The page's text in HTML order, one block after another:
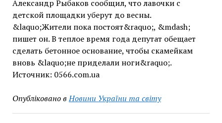
Александр Рыбаков сообщил, что лавочки с
детской площадки уберут до весны.
&laquo;Жители пока постоят&raquo;, &mdash;
пишет он. В теплое время года депутат обещает
сделать бетонное основание, чтобы скамейкам
вновь &laquo;не приделали ноги&raquo;.
Источник: 0566.com.ua
Опубліковано в Новини України та світу